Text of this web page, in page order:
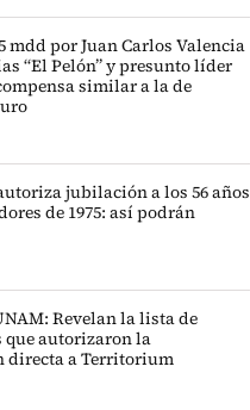
mdd por Juan Carlos Valencia
“El Pelón” y presunto líder
similar a la de
jubilación a los 56 años
de 1975: así podrán
Revelan la lista de
autorizaron la
directa a Territorium